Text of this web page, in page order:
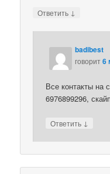
Ответить ↓
badibest
говорит6
Все контакты на
6976899296,
Ответить ↓